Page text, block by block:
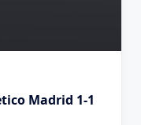
Madrid 1-1